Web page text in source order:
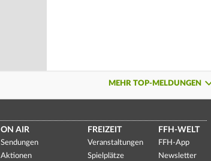
MEHR TOP-MELDUNGEN
ON AIR
Sendungen
Aktionen
FREIZEIT
Veranstaltungen
Spielplätze
FFH-WELT
FFH-App
Newsletter